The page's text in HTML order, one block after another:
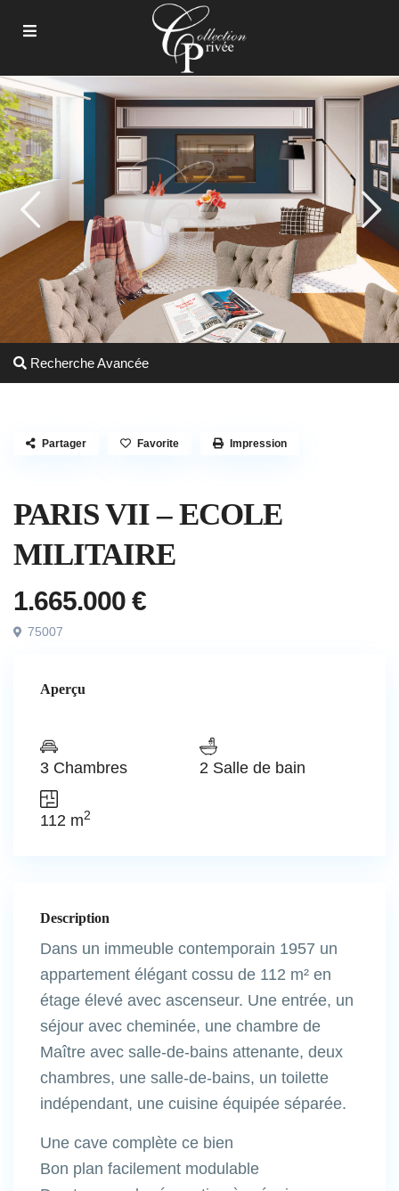
Recherche Avancée
PARIS VII – ECOLE
MILITAIRE
1.665.000 €
75007
Partager Favorite Impression
Aperçu
3 Chambres 2 Salle de bain
112 m2
Description
Dans un immeuble contemporain 1957 un
appartement élégant cossu de 112 m² en
étage élevé avec ascenseur. Une entrée, un
séjour avec cheminée, une chambre de
Maître avec salle-de-bains attenante, deux
chambres, une salle-de-bains, un toilette
indépendant, une cuisine équipée séparée.
Une cave complète ce bien
Bon plan facilement modulable